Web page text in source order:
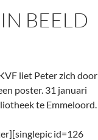
BEELD
liet Peter zich door
poster. 31 januari
te Emmeloord.
id=126